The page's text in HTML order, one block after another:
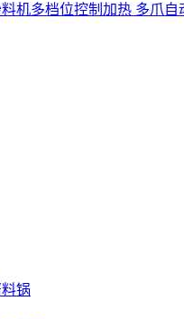
机多档位控制加热 多爪自